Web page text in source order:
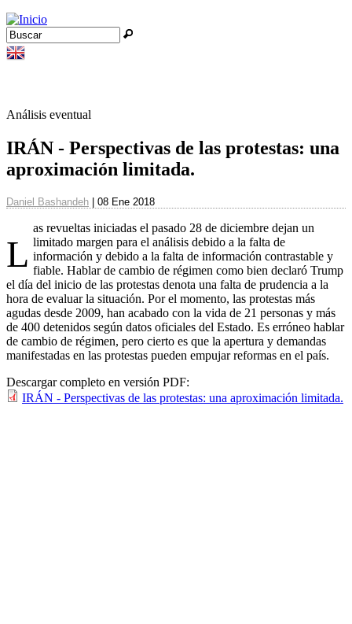
Jump to navigation
Formulario de búsqueda
Buscar
Análisis eventual
IRÁN - Perspectivas de las protestas: una
aproximación limitada.
Daniel Bashandeh | 08 Ene 2018
L
as revueltas iniciadas el pasado 28 de diciembre dejan un
limitado margen para el análisis debido a la falta de
información y debido a la falta de información contrastable y
fiable. Hablar de cambio de régimen como bien declaró Trump
el día del inicio de las protestas denota una falta de prudencia a la
hora de evaluar la situación. Por el momento, las protestas más
agudas desde 2009, han acabado con la vida de 21 personas y más
de 400 detenidos según datos oficiales del Estado. Es erróneo hablar
de cambio de régimen, pero cierto es que la apertura y demandas
manifestadas en las protestas pueden empujar reformas en el país.
Descargar completo en versión PDF:
IRÁN - Perspectivas de las protestas: una aproximación limitada.